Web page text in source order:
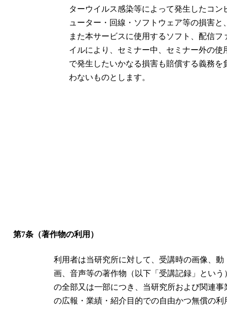
ターウイルス感染等によって発生したコン
ューター・回線・ソフトウェア等の損害と
また本サービスに使用するソフト、配信フ
イルにより、セミナー中、セミナー外の使
で発生したいかなる損害も賠償する義務を
わないものとします。
第7条（著作物の利用）
利用者は当研究所に対して、受講時の画像、動
画、音声等の著作物（以下「受講記録」という
の全部又は一部につき、当研究所および関連事
の広報・業績・紹介目的での自由かつ無償の利